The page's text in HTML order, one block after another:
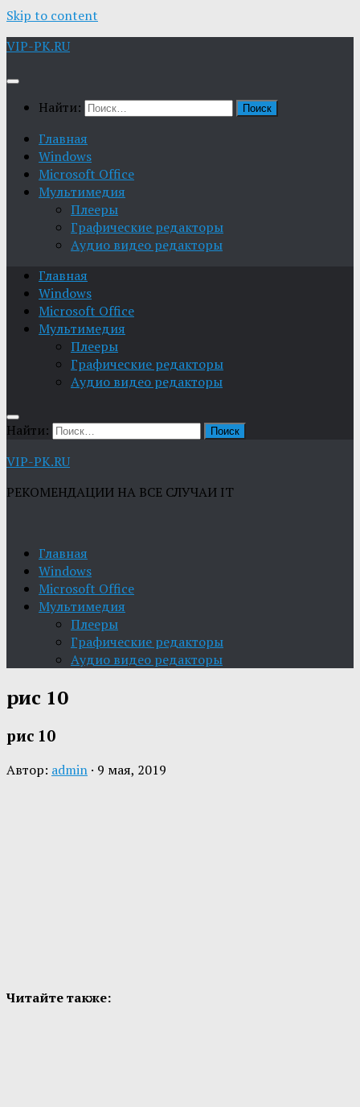
Skip to content
VIP-PK.RU
Найти:
Главная
Windows
Microsoft Office
Мультимедия
Плееры
Графические редакторы
Aудио видео редакторы
Главная
Windows
Microsoft Office
Мультимедия
Плееры
Графические редакторы
Aудио видео редакторы
Найти:
VIP-PK.RU
РЕКОМЕНДАЦИИ НА ВСЕ СЛУЧАИ IT
Главная
Windows
Microsoft Office
Мультимедия
Плееры
Графические редакторы
Aудио видео редакторы
рис 10
рис 10
Автор: admin · 9 мая, 2019
Читайте также: